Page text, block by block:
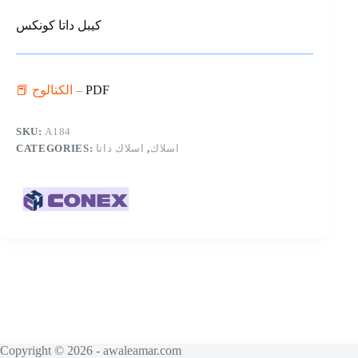
كيبل داتا كونكس
📕 الكتالوج – PDF
SKU:A184
CATEGORIES:
اسلاك, اسلاك داتا
Copyright © 2026 - awaleamar.com